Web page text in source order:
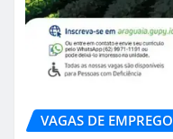
VAGAS DE EMPREGO